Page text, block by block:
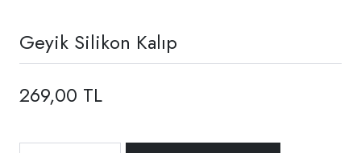
Geyik Silikon Kalıp
269,00 TL